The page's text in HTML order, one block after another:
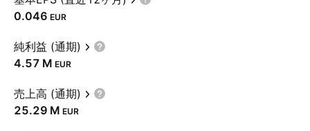
0.046 EUR
純利益 (通期)
‪4.57 M‬ EUR
売上高 (通期)
‪25.29 M‬ EUR